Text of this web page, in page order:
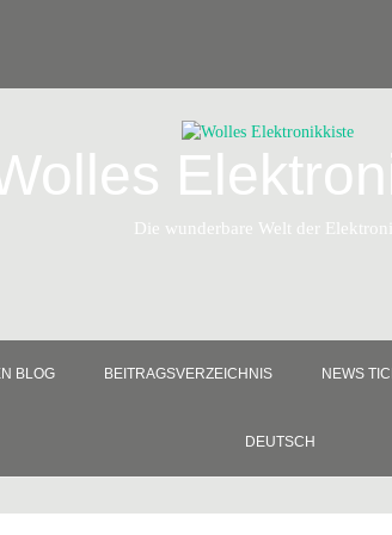
Die wunderbare Welt der
BLOG BEITRAGSVERZEICHNIS NEWS
DEUTSCH